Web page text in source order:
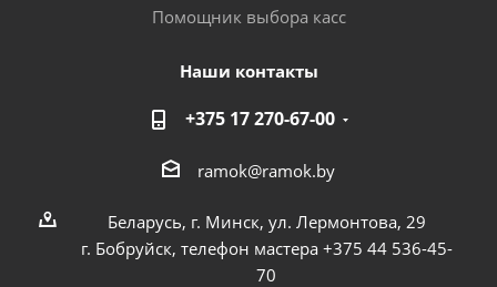
Помощник выбора касс
Наши контакты
+375 17 270-67-00
ramok@ramok.by
Беларусь, г. Минск, ул. Лермонтова, 29
г. Бобруйск, телефон мастера +375 44 536-45-
70